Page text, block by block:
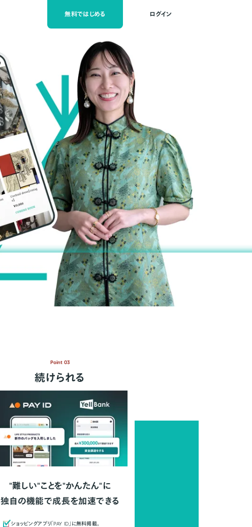
無料ではじめる ログイン
Point 03
続けられる
"難しい"ことを"かんたん"に
独自の機能で成長を加速できる
ショッピングアプリ「PAY ID」に無料掲載。